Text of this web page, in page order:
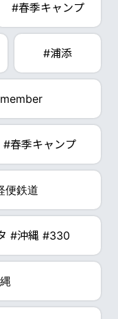
#春季キャンプ
#浦添
春季キャンプ
便鉄道
#沖縄 #330